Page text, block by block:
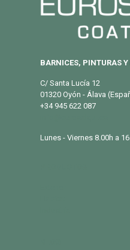
BARNICES, PINTURAS
C/ Santa Lucía 12
01320 Oyón - Álava
+34 945 622 087
Lunes - Viernes 8.00h a